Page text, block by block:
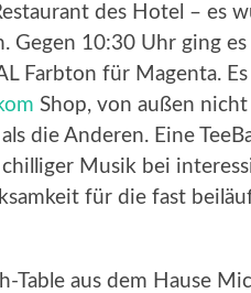
des Hotel – es
Gegen 10:30 Uhr ging
Farbton für Magenta.
Shop, von außen
die Anderen. Eine
Musik bei
für die fast
Table aus dem Hause